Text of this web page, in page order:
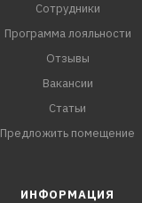
Сотрудники
Программа лояльности
Отзывы
Вакансии
Статьи
Предложить помещение
ИНФОРМАЦИЯ